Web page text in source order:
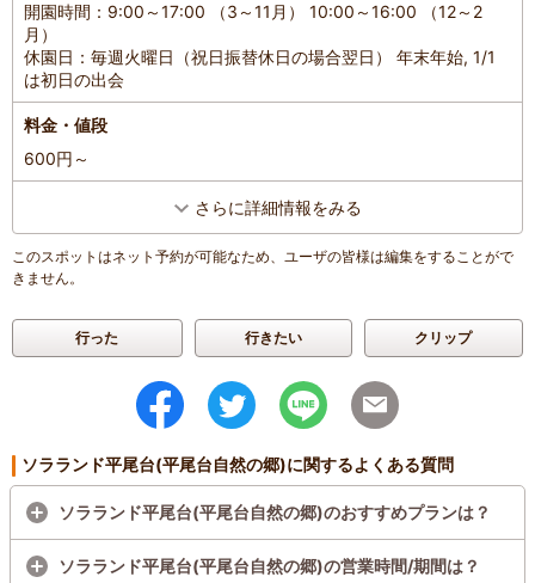
開園時間：9:00～17:00 （3～11月） 10:00～16:00 （12～2
月）
休園日：毎週火曜日（祝日振替休日の場合翌日） 年末年始, 1/1
は初日の出会
料金・値段
600円～
さらに詳細情報をみる
このスポットはネット予約が可能なため、ユーザの皆様は編集をすることがで
きません。
行った 行きたい クリップ
ソラランド平尾台(平尾台自然の郷)に関するよくある質問
ソラランド平尾台(平尾台自然の郷)のおすすめプランは？
ソラランド平尾台(平尾台自然の郷)の営業時間/期間は？